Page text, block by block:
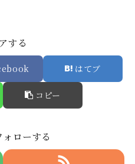
する
はてブ
コピー
ローする